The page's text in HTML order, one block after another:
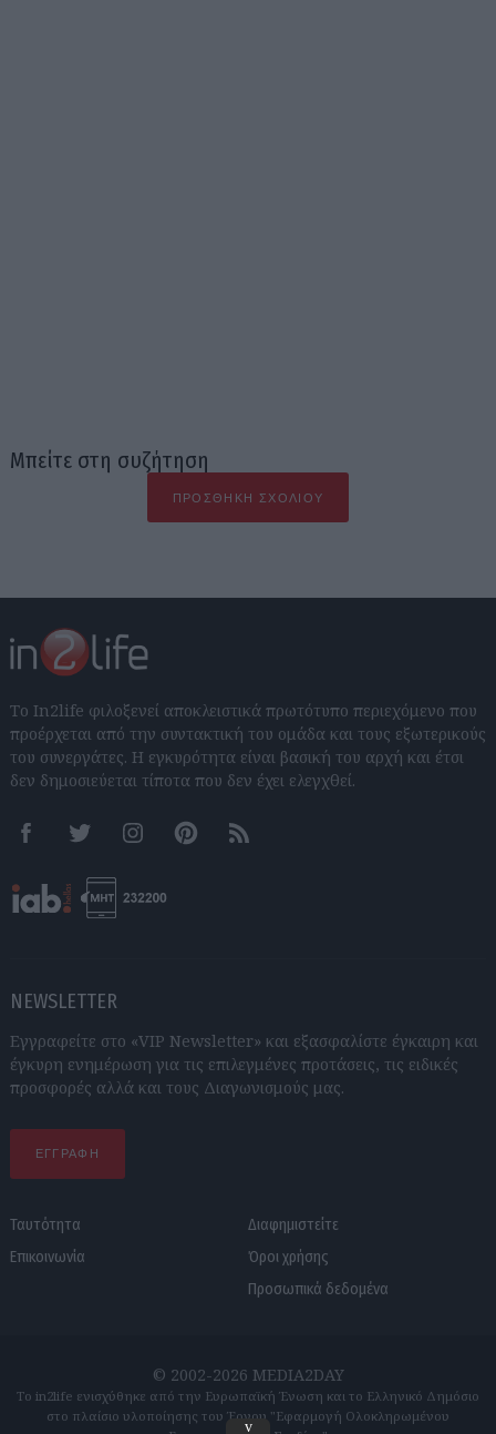
Μπείτε στη συζήτηση
ΠΡΟΣΘΉΚΗ ΣΧΟΛΊΟΥ
Το In2life φιλοξενεί αποκλειστικά πρωτότυπο περιεχόμενο που
προέρχεται από την συντακτική του ομάδα και τους εξωτερικούς
του συνεργάτες. Η εγκυρότητα είναι βασική του αρχή και έτσι
δεν δημοσιεύεται τίποτα που δεν έχει ελεγχθεί.
FacebookTwitter InstagramPinterestRSS feeds
NEWSLETTER
Εγγραφείτε στο «VIP Newsletter» και εξασφαλίστε έγκαιρη και
έγκυρη ενημέρωση για τις επιλεγμένες προτάσεις, τις ειδικές
προσφορές αλλά και τους Διαγωνισμούς μας.
ΕΓΓΡΑΦΗ
Ταυτότητα
Επικοινωνία
Διαφημιστείτε
Όροι χρήσης
Προσωπικά δεδομένα
© 2002-2026 MEDIA2DAY
Το in2life ενισχύθηκε από την Ευρωπαϊκή Ένωση και το Ελληνικό Δημόσιο
στο πλαίσιο υλοποίησης του Έργου "Εφαρμογή Ολοκληρωμένου
v